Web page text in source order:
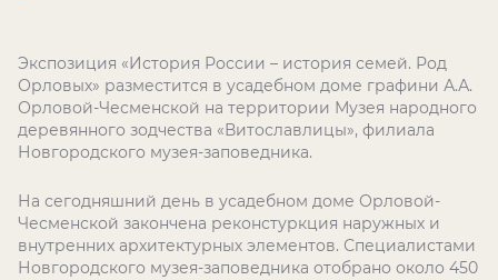
Экспозиция «История России – история семей. Род
Орловых» разместится в усадебном доме графини А.А.
Орловой-Чесменской на территории Музея народного
деревянного зодчества «Витославлицы», филиала
Новгородского музея-заповедника.
На сегодняшний день в усадебном доме Орловой-
Чесменской закончена реконстуркция наружных и
внутренних архитектурных элементов. Специалистами
Новгородского музея-заповедника отобрано около 450